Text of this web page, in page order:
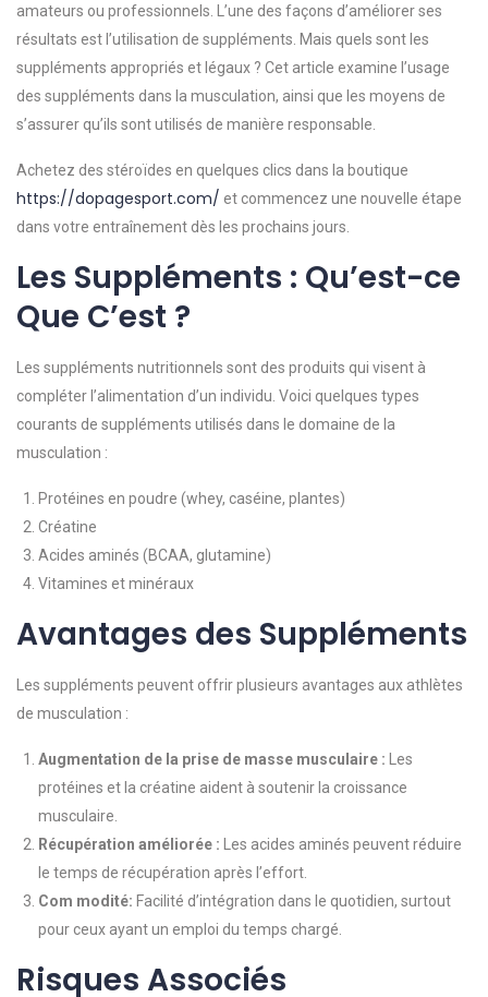
amateurs ou professionnels. L’une des façons d’améliorer ses
résultats est l’utilisation de suppléments. Mais quels sont les
suppléments appropriés et légaux ? Cet article examine l’usage
des suppléments dans la musculation, ainsi que les moyens de
s’assurer qu’ils sont utilisés de manière responsable.
Achetez des stéroïdes en quelques clics dans la boutique
https://dopagesport.com/ et commencez une nouvelle étape
dans votre entraînement dès les prochains jours.
Les Suppléments : Qu’est-ce
Que C’est ?
Les suppléments nutritionnels sont des produits qui visent à
compléter l’alimentation d’un individu. Voici quelques types
courants de suppléments utilisés dans le domaine de la
musculation :
Protéines en poudre (whey, caséine, plantes)
Créatine
Acides aminés (BCAA, glutamine)
Vitamines et minéraux
Avantages des Suppléments
Les suppléments peuvent offrir plusieurs avantages aux athlètes
de musculation :
Augmentation de la prise de masse musculaire : Les
protéines et la créatine aident à soutenir la croissance
musculaire.
Récupération améliorée : Les acides aminés peuvent réduire
le temps de récupération après l’effort.
Com modité: Facilité d’intégration dans le quotidien, surtout
pour ceux ayant un emploi du temps chargé.
Risques Associés